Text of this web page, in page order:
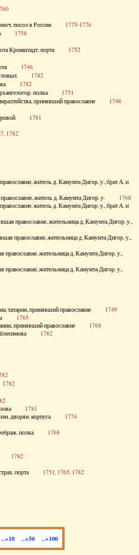
посол в России 1775-1776
1758
Кронштадт. порта 1752
1746
1782
1782
полка 1751
принявший православие 1748
1781
1782
житель д. Камумта Дигор. у., брат А. и
православие, житель д. Камумта Дигор. у. 1768
житель д. Камумта Дигор. у., брат А. и
православие, жительница д. Камумта Дигор. у.,
православие, жительница д. Камумта Дигор. у.,
православие, жительница д. Камумта Дигор. у.,
православие, жительница д. Камумта Дигор. у.,
татарин, принявший православие 1749
1765
принявший православие 1768
Аблесимова 1782
1782
1781
дворян. корпуса 1774
полка 1768
1782
порта 1751, 1765, 1782
..+10 ..+50 ..+100